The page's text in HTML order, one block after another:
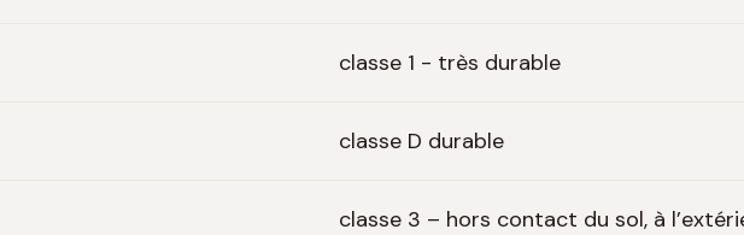
classe 1 - très durable
classe D durable
classe 3 – hors contact du sol, à